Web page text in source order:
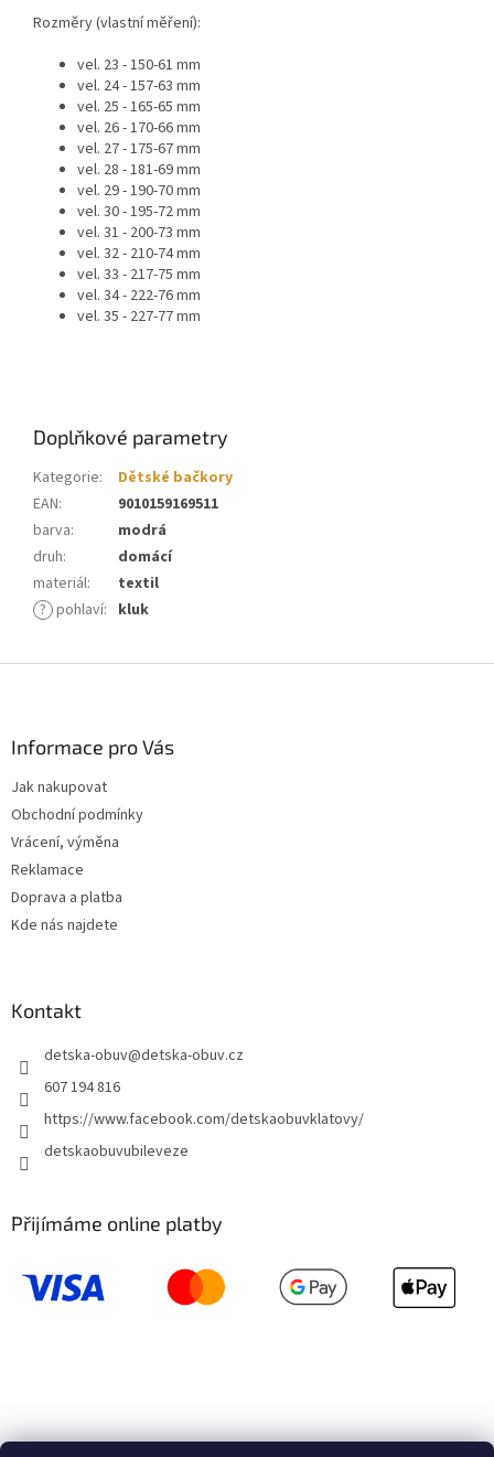
Rozměry (vlastní měření):
vel. 23 - 150-61 mm
vel. 24 - 157-63 mm
vel. 25 - 165-65 mm
vel. 26 - 170-66 mm
vel. 27 - 175-67 mm
vel. 28 - 181-69 mm
vel. 29 - 190-70 mm
vel. 30 - 195-72 mm
vel. 31 - 200-73 mm
vel. 32 - 210-74 mm
vel. 33 - 217-75 mm
vel. 34 - 222-76 mm
vel. 35 - 227-77 mm
Doplňkové parametry
Kategorie:
Dětské bačkory
EAN:
9010159169511
barva:
modrá
druh:
domácí
materiál:
textil
? pohlaví: kluk
Informace pro Vás
Jak nakupovat
Obchodní podmínky
Vrácení, výměna
Reklamace
Doprava a platba
Kde nás najdete
Kontakt
detska-obuv@detska-obuv.cz
607 194 816
https://www.facebook.com/detskaobuvklatovy/
detskaobuvubileveze
Přijímáme online platby